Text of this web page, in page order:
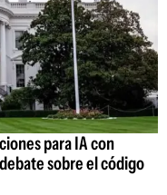
para IA con
sobre el código